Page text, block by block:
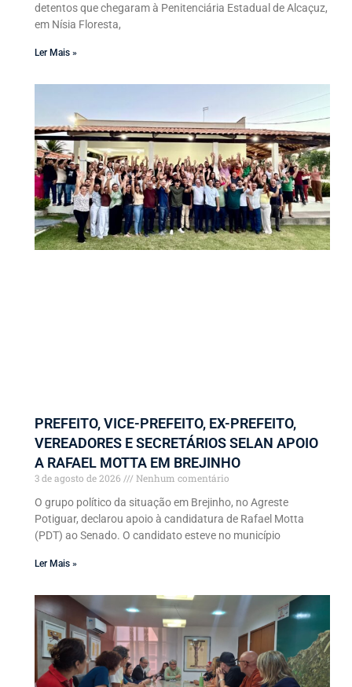
detentos que chegaram à Penitenciária Estadual de Alcaçuz,
em Nísia Floresta,
Ler Mais »
PREFEITO, VICE-PREFEITO, EX-PREFEITO,
VEREADORES E SECRETÁRIOS SELAN APOIO
A RAFAEL MOTTA EM BREJINHO
3 de agosto de 2026
Nenhum comentário
O grupo político da situação em Brejinho, no Agreste
Potiguar, declarou apoio à candidatura de Rafael Motta
(PDT) ao Senado. O candidato esteve no município
Ler Mais »